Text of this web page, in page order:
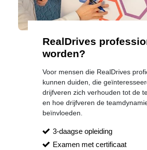
RealDrives
worden?
Voor mensen die RealDrives
kunnen duiden, die
drijfveren zich verhouden tot de
en hoe drijfveren de
beïnvloeden.
3-daagse opleiding
Examen met certificaat